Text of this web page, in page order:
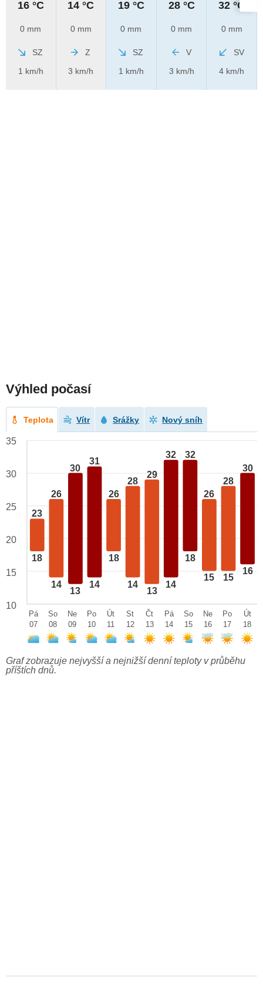
16 °C
0 mm
SZ
1 km/h
14 °C
0 mm
Z
3 km/h
19 °C
0 mm
SZ
1 km/h
28 °C
0 mm
V
3 km/h
32 °C
0 mm
SV
4 km/h
Výhled počasí
Teplota Vítr Srážky Nový sníh
23
18
26
14
30
13
31
14
26
18
28
14
29
13
32
14
32
18
26
15
28
15
30
16
35
30
25
20
15
10
Pá
07
So
08
Ne
09
Po
10
Út
11
St
12
Čt
13
Pá
14
So
15
Ne
16
Po
17
Út
18
Graf zobrazuje nejvyšší a nejnižší denní teploty v průběhu
příštích dnů.